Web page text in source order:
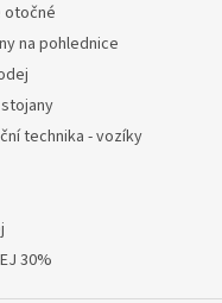
otočné
na pohlednice
technika - vozíky
30%